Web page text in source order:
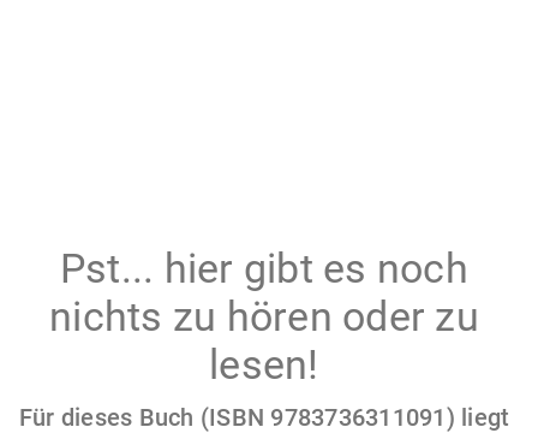
Pst... hier gibt es noch
nichts zu hören oder zu
lesen!
Für dieses Buch (ISBN 9783736311091) liegt